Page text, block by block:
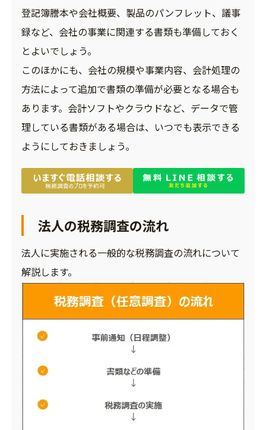
登記簿謄本や会社概要、製品のパンフレット、議事
録など、会社の事業に関連する書類も準備しておく
とよいでしょう。
このほかにも、会社の規模や事業内容、会計処理の
方法によって追加で書類の準備が必要となる場合も
あります。会計ソフトやクラウドなど、データで管
理している書類がある場合は、いつでも表示できる
ようにしておきましょう。
法人の税務調査の流れ
法人に実施される一般的な税務調査の流れについて
解説します。